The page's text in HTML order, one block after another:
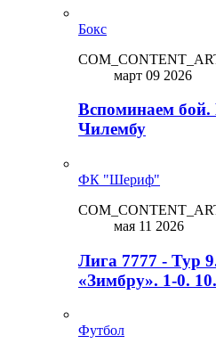
Бокс
март 09 2026
Вспоминаем бой.
Чилембу
ФК "Шериф"
мая 11 2026
Лига 7777 - Тур
«Зимбру». 1-0.
Футбол